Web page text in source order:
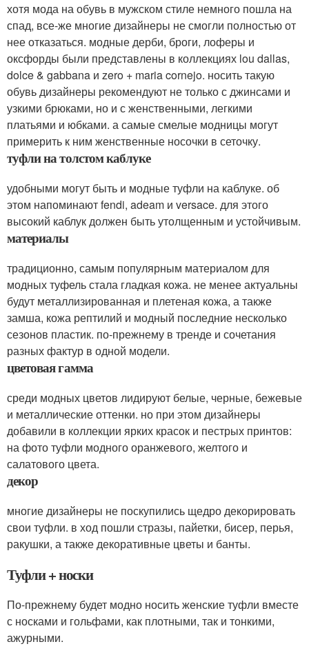
хотя мода на обувь в мужском стиле немного пошла на
спад, все-же многие дизайнеры не смогли полностью от
нее отказаться. модные дерби, броги, лоферы и
оксфорды были представлены в коллекциях lou dallas,
dolce & gabbana и zero + maria cornejo. носить такую
обувь дизайнеры рекомендуют не только с джинсами и
узкими брюками, но и с женственными, легкими
платьями и юбками. а самые смелые модницы могут
примерить к ним женственные носочки в сеточку.
туфли на толстом каблуке
удобными могут быть и модные туфли на каблуке. об
этом напоминают fendi, adeam и versace. для этого
высокий каблук должен быть утолщенным и устойчивым.
материалы
традиционно, самым популярным материалом для
модных туфель стала гладкая кожа. не менее актуальны
будут металлизированная и плетеная кожа, а также
замша, кожа рептилий и модный последние несколько
сезонов пластик. по-прежнему в тренде и сочетания
разных фактур в одной модели.
цветовая гамма
среди модных цветов лидируют белые, черные, бежевые
и металлические оттенки. но при этом дизайнеры
добавили в коллекции ярких красок и пестрых принтов:
на фото туфли модного оранжевого, желтого и
салатового цвета.
декор
многие дизайнеры не поскупились щедро декорировать
свои туфли. в ход пошли стразы, пайетки, бисер, перья,
ракушки, а также декоративные цветы и банты.
Туфли + носки
По-прежнему будет модно носить женские туфли вместе
с носками и гольфами, как плотными, так и тонкими,
ажурными.